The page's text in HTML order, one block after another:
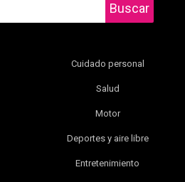
Buscar
Cuidado personal
Salud
Motor
Deportes y aire libre
Entretenimiento